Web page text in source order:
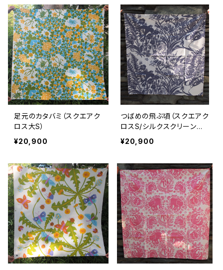
足元のカタバミ（スクエアク
ロス大S）
¥20,900
つばめの飛ぶ頃（スクエアク
ロスS/シルクスクリーン手
捺染）
¥20,900